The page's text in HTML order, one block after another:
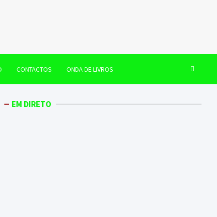
CONTACTOS ONDA DE LIVROS
EM DIRETO